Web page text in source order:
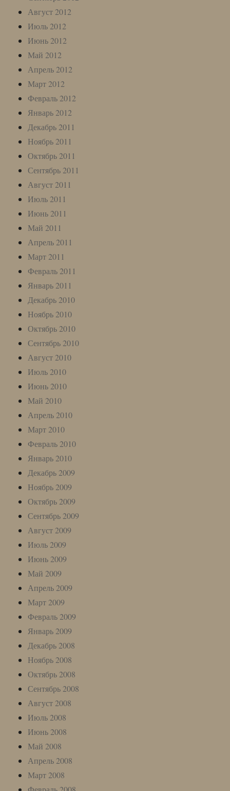
Август 2012
Июль 2012
Июнь 2012
Май 2012
Апрель 2012
Март 2012
Февраль 2012
Январь 2012
Декабрь 2011
Ноябрь 2011
Октябрь 2011
Сентябрь 2011
Август 2011
Июль 2011
Июнь 2011
Май 2011
Апрель 2011
Март 2011
Февраль 2011
Январь 2011
Декабрь 2010
Ноябрь 2010
Октябрь 2010
Сентябрь 2010
Август 2010
Июль 2010
Июнь 2010
Май 2010
Апрель 2010
Март 2010
Февраль 2010
Январь 2010
Декабрь 2009
Ноябрь 2009
Октябрь 2009
Сентябрь 2009
Август 2009
Июль 2009
Июнь 2009
Май 2009
Апрель 2009
Март 2009
Февраль 2009
Январь 2009
Декабрь 2008
Ноябрь 2008
Октябрь 2008
Сентябрь 2008
Август 2008
Июль 2008
Июнь 2008
Май 2008
Апрель 2008
Март 2008